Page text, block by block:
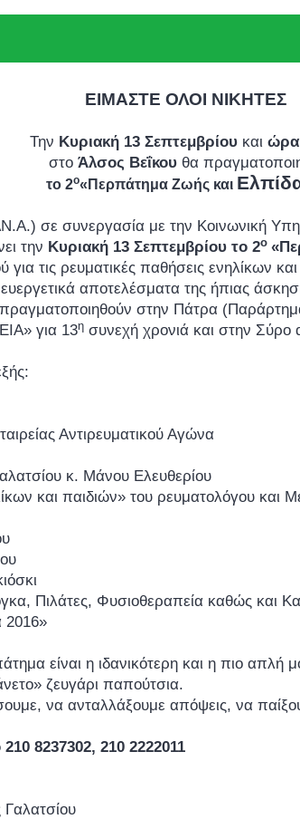
ΕΙΜΑΣΤΕ ΟΛΟΙ ΝΙΚΗΤΕΣ
Την Κυριακή 13 Σεπτεμβρίουκαι ώρα
στο Άλσος Βεΐκουθα
το 2ο«Περπάτημα Ζωής και
σε συνεργασία με την Κοινωνική
την Κυριακή 13 Σεπτεμβρίου το 2ο
για τις ρευματικές παθήσεις ενηλίκων
αποτελέσματα της ήπιας
πραγματοποιηθούν στην Πάτρα
για 13η συνεχή χρονιά και στην
Αντιρευματικού Αγώνα
κ. Μάνου Ελευθερίου
και παιδιών» του ρευματολόγου και
Πιλάτες, Φυσιοθεραπεία καθώς και
2016»
είναι η ιδανικότερη και η πιο
ζευγάρι παπούτσια.
να ανταλλάξουμε απόψεις, να
8237302, 210 2222011